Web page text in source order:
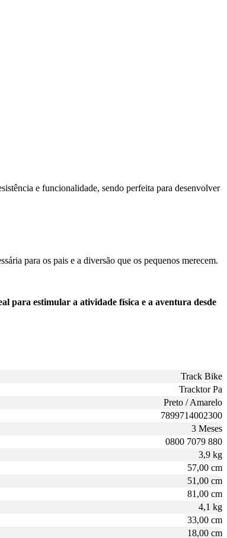
e funcionalidade, sendo perfeita para desenvolver
para os pais e a diversão que os pequenos merecem.
para estimular a atividade física e a aventura desde
Track Bike
Tracktor Pa
Preto / Amarelo
7899714002300
3 Meses
0800 7079 880
3,9 kg
57,00 cm
51,00 cm
81,00 cm
4,1 kg
33,00 cm
18,00 cm